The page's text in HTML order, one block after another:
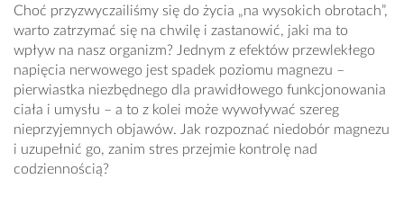
Choć przyzwyczailiśmy się do życia „na wysokich obrotach”,
warto zatrzymać się na chwilę i zastanowić, jaki ma to
wpływ na nasz organizm? Jednym z efektów przewlekłego
napięcia nerwowego jest spadek poziomu magnezu –
pierwiastka niezbędnego dla prawidłowego funkcjonowania
ciała i umysłu – a to z kolei może wywoływać szereg
nieprzyjemnych objawów. Jak rozpoznać niedobór magnezu
i uzupełnić go, zanim stres przejmie kontrolę nad
codziennością?